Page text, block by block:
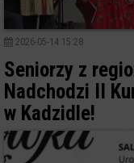
2026-05-14 15:28
Seniorzy z
Nadchodzi II
w Kadzidle!